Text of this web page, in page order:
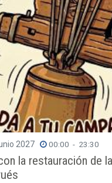
2027 00:00 - 23:30
la restauración de